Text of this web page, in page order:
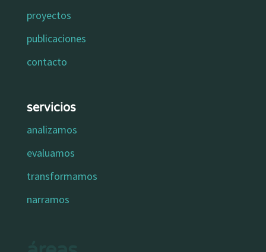
proyectos
publicaciones
contacto
servicios
analizamos
evaluamos
transformamos
narramos